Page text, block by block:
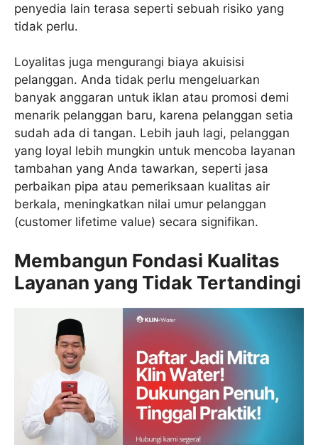
penyedia lain terasa seperti sebuah risiko yang
tidak perlu.
Loyalitas juga mengurangi biaya akuisisi
pelanggan. Anda tidak perlu mengeluarkan
banyak anggaran untuk iklan atau promosi demi
menarik pelanggan baru, karena pelanggan setia
sudah ada di tangan. Lebih jauh lagi, pelanggan
yang loyal lebih mungkin untuk mencoba layanan
tambahan yang Anda tawarkan, seperti jasa
perbaikan pipa atau pemeriksaan kualitas air
berkala, meningkatkan nilai umur pelanggan
(customer lifetime value) secara signifikan.
Membangun Fondasi Kualitas
Layanan yang Tidak Tertandingi